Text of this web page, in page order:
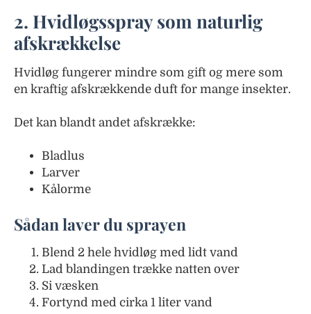
2. Hvidløgsspray som naturlig
afskrækkelse
Hvidløg fungerer mindre som gift og mere som
en kraftig afskrækkende duft for mange insekter.
Det kan blandt andet afskrække:
Bladlus
Larver
Kålorme
Sådan laver du sprayen
Blend 2 hele hvidløg med lidt vand
Lad blandingen trække natten over
Si væsken
Fortynd med cirka 1 liter vand